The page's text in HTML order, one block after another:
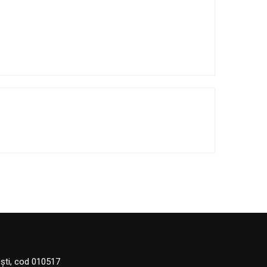
cod 010517